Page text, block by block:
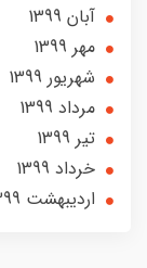
آبان 1399
مهر 1399
شهریور 1399
مرداد 1399
تير 1399
خرداد 1399
ارديبهشت 1399